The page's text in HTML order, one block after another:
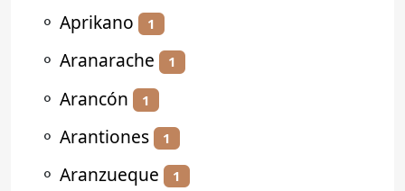
⚬ Aprikano 1
⚬ Aranarache 1
⚬ Arancón 1
⚬ Arantiones 1
⚬ Aranzueque 1